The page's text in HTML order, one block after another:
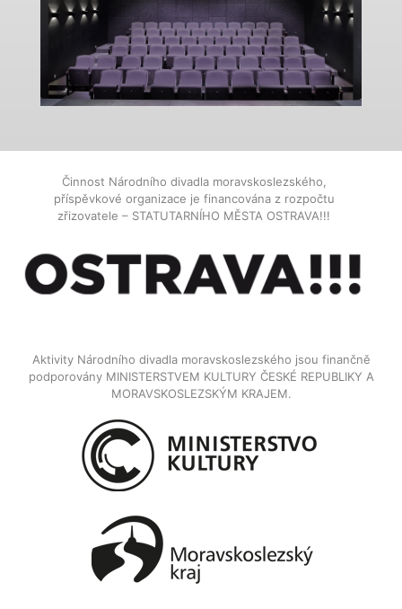
Činnost Národního divadla moravskoslezského,
příspěvkové organizace je financována z rozpočtu
zřizovatele – STATUTARNÍHO MĚSTA OSTRAVA!!!
Aktivity Národního divadla moravskoslezského jsou finančně
podporovány MINISTERSTVEM KULTURY ČESKÉ REPUBLIKY A
MORAVSKOSLEZSKÝM KRAJEM.